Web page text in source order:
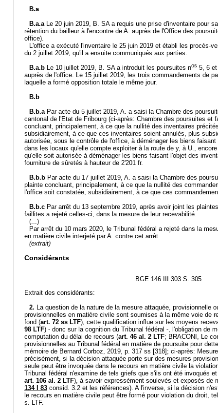
B.a
B.a.a Le 20 juin 2019, B. SA a requis une prise d'inventaire pour
rétention du bailleur à l'encontre de A. auprès de l'Office des
office).
L'office a exécuté l'inventaire le 25 juin 2019 et établi les procès-
du 2 juillet 2019, qu'il a ensuite communiqués aux parties.
B.a.b Le 10 juillet 2019, B. SA a introduit les poursuites nos 5, 6
auprès de l'office. Le 15 juillet 2019, les trois commandements de
laquelle a formé opposition totale le même jour.
B.b
B.b.a Par acte du 5 juillet 2019, A. a saisi la Chambre des
cantonal de l'Etat de Fribourg (ci-après: Chambre des poursuites et
concluant, principalement, à ce que la nullité des inventaires
subsidiairement, à ce que ces inventaires soient annulés, plus
autorisée, sous le contrôle de l'office, à déménager les biens
dans les locaux qu'elle compte exploiter à la route de y, à U.,
qu'elle soit autorisée à déménager les biens faisant l'objet des
fourniture de sûretés à hauteur de 2'201 fr.
B.b.b Par acte du 17 juillet 2019, A. a saisi la Chambre des
plainte concluant, principalement, à ce que la nullité des
l'office soit constatée, subsidiairement, à ce que ces
B.b.c Par arrêt du 13 septembre 2019, après avoir joint les
faillites a rejeté celles-ci, dans la mesure de leur recevabilité.
(...)
Par arrêt du 10 mars 2020, le Tribunal fédéral a rejeté dans la
en matière civile interjeté par A. contre cet arrêt.
(extrait)
Considérants
BGE 146 III 303 S. 305
Extrait des considérants:
2. La question de la nature de la mesure attaquée, provisionnelle
provisionnelles en matière civile sont soumises à la même voie de
fond (art. 72 ss LTF), cette qualification influe sur les moyens
98 LTF) - donc sur la cognition du Tribunal fédéral -, l'obligation de
computation du délai de recours (art. 46 al. 2 LTF; BRACONI, Le
provisionnelles au Tribunal fédéral en matière de poursuite pour
mémoire de Bernard Corboz, 2019, p. 317 ss [318]; ci-après:
précisément, si la décision attaquée porte sur des mesures
seule peut être invoquée dans le recours en matière civile la
Tribunal fédéral n'examine de tels griefs que s'ils ont été invoqués
art. 106 al. 2 LTF), à savoir expressément soulevés et exposés de
134 I 83 consid. 3.2 et les références). A l'inverse, si la décision
le recours en matière civile peut être formé pour violation du droit,
s. LTF.